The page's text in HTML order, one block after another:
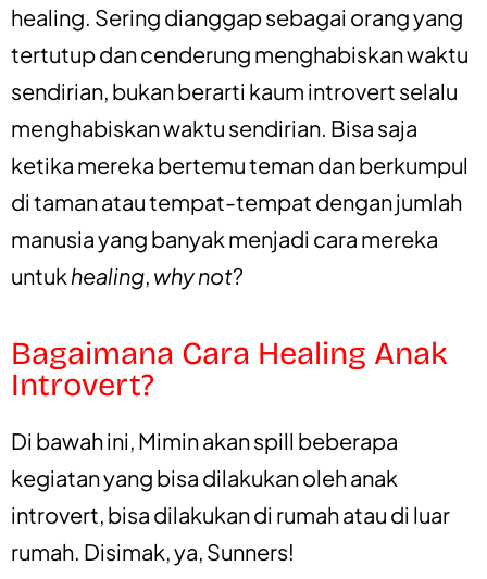
healing. Sering dianggap sebagai orang yang
tertutup dan cenderung menghabiskan waktu
sendirian, bukan berarti kaum introvert selalu
menghabiskan waktu sendirian. Bisa saja
ketika mereka bertemu teman dan berkumpul
di taman atau tempat-tempat dengan jumlah
manusia yang banyak menjadi cara mereka
untuk healing, why not?
Bagaimana Cara Healing Anak
Introvert?
Di bawah ini, Mimin akan spill beberapa
kegiatan yang bisa dilakukan oleh anak
introvert, bisa dilakukan di rumah atau di luar
rumah. Disimak, ya, Sunners!